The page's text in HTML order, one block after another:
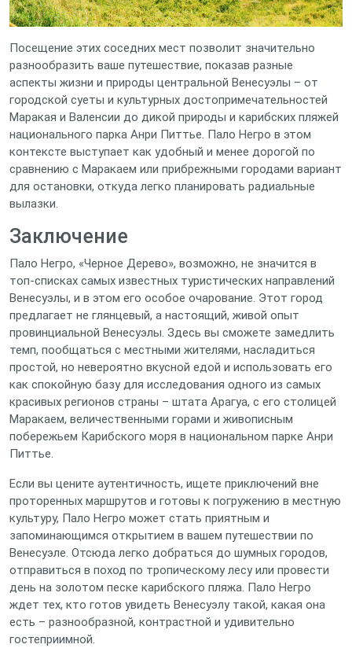
Посещение этих соседних мест позволит значительно
разнообразить ваше путешествие, показав разные
аспекты жизни и природы центральной Венесуэлы – от
городской суеты и культурных достопримечательностей
Маракая и Валенсии до дикой природы и карибских пляжей
национального парка Анри Питтье. Пало Негро в этом
контексте выступает как удобный и менее дорогой по
сравнению с Маракаем или прибрежными городами вариант
для остановки, откуда легко планировать радиальные
вылазки.
Заключение
Пало Негро, «Черное Дерево», возможно, не значится в
топ-списках самых известных туристических направлений
Венесуэлы, и в этом его особое очарование. Этот город
предлагает не глянцевый, а настоящий, живой опыт
провинциальной Венесуэлы. Здесь вы сможете замедлить
темп, пообщаться с местными жителями, насладиться
простой, но невероятно вкусной едой и использовать его
как спокойную базу для исследования одного из самых
красивых регионов страны – штата Арагуа, с его столицей
Маракаем, величественными горами и живописным
побережьем Карибского моря в национальном парке Анри
Питтье.
Если вы цените аутентичность, ищете приключений вне
проторенных маршрутов и готовы к погружению в местную
культуру, Пало Негро может стать приятным и
запоминающимся открытием в вашем путешествии по
Венесуэле. Отсюда легко добраться до шумных городов,
отправиться в поход по тропическому лесу или провести
день на золотом песке карибского пляжа. Пало Негро
ждет тех, кто готов увидеть Венесуэлу такой, какая она
есть – разнообразной, контрастной и удивительно
гостеприимной.